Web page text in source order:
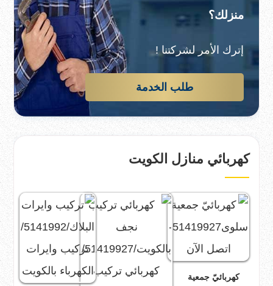
منزلك؟
إترك الأمر لشركتنا !
طلب الخدمة
كهربائي منازل الكويت
كهربائيّ جمعية